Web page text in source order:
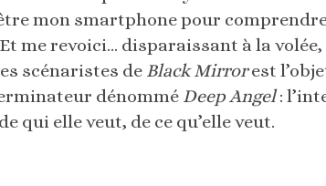
mon smartphone pour
me revoici… disparaissant à la
scénaristes de Black Mirrorest
dénommé Deep Angel:
qui elle veut, de ce qu’elle veut.